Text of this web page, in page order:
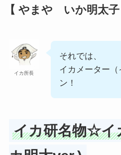
【 やまや いか明太
イカ所長
それでは、
イカメーター
ン！
イカ研名物☆イ